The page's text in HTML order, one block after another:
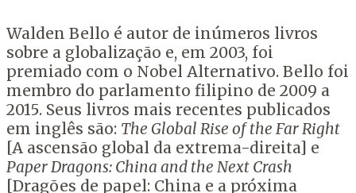
Walden Bello é autor de inúmeros livros
sobre a globalização e, em 2003, foi
premiado com o Nobel Alternativo. Bello foi
membro do parlamento filipino de 2009 a
2015. Seus livros mais recentes publicados
em inglês são: The Global Rise of the Far Right
[A ascensão global da extrema-direita] e
Paper Dragons: China and the Next Crash
[Dragões de papel: China e a próxima